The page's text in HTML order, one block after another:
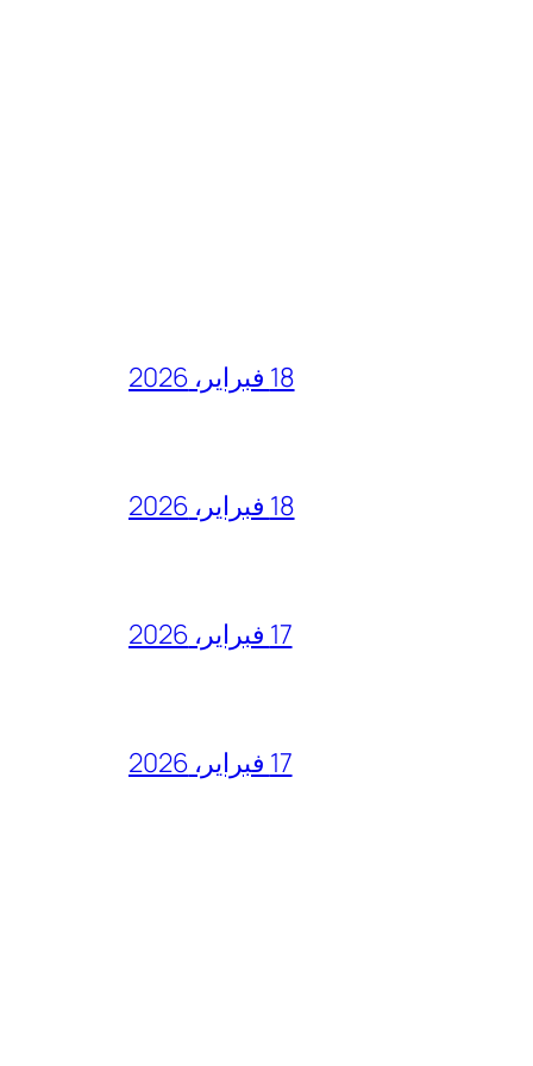
18 فبراير، 2026
18 فبراير، 2026
17 فبراير، 2026
17 فبراير، 2026